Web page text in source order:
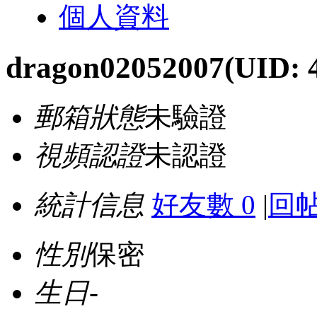
個人資料
dragon02052007(UID:
郵箱狀態未驗證
視頻認證未認證
統計信息 好友數 0 | 回
性別保密
生日-